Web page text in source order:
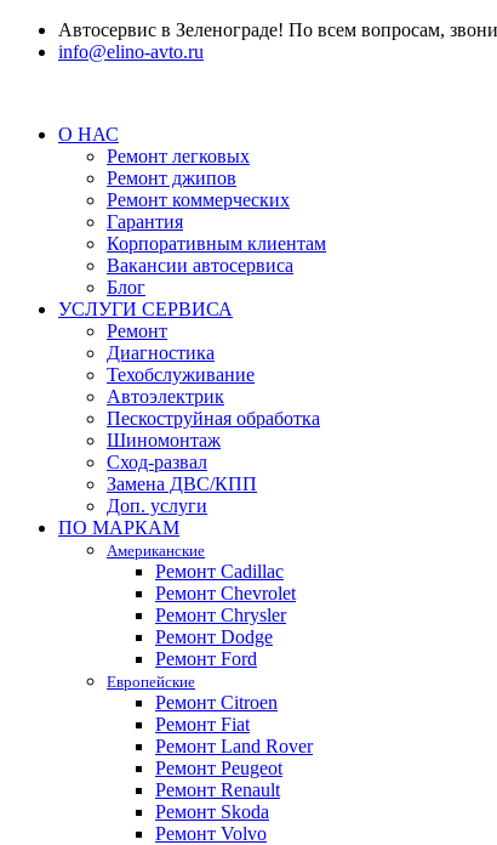
Автосервис в Зеленограде! По всем вопросам,
info@elino-avto.ru
О НАС
Ремонт легковых
Ремонт джипов
Ремонт коммерческих
Гарантия
Корпоративным клиентам
Вакансии автосервиса
Блог
УСЛУГИ СЕРВИСА
Ремонт
Диагностика
Техобслуживание
Автоэлектрик
Пескоструйная обработка
Шиномонтаж
Сход-развал
Замена ДВС/КПП
Доп. услуги
ПО МАРКАМ
Американские
Ремонт Cadillac
Ремонт Chevrolet
Ремонт Chrysler
Ремонт Dodge
Ремонт Ford
Европейские
Ремонт Citroen
Ремонт Fiat
Ремонт Land Rover
Ремонт Peugeot
Ремонт Renault
Ремонт Skoda
Ремонт Volvo